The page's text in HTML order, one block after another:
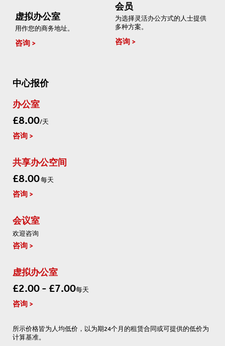
虚拟办公室
用作您的商务地址。
咨询
会员
为选择灵活办公方式的人士提供
多种方案。
咨询
中心报价
办公室
£8.00/天
咨询
共享办公空间
£8.00每天
咨询
会议室
欢迎咨询
咨询
虚拟办公室
£2.00 - £7.00每天
咨询
所示价格皆为人均低价，以为期24个月的租赁合同或可提供的低价为
计算基准。